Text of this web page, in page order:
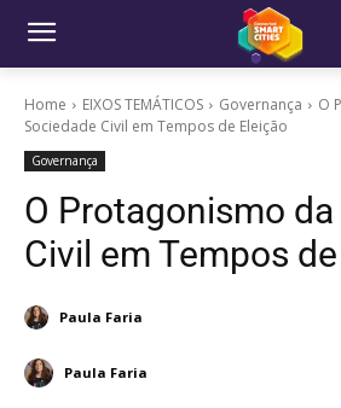
Home EIXOS TEMÁTICOS Governança
O
Sociedade Civil em Tempos de Eleição
Governança
O Protagonismo
Civil em Tempos
Paula Faria
Paula Faria